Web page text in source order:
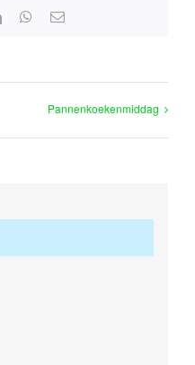
LinkedInWhatsApp
E-
Pannenkoekenmiddag